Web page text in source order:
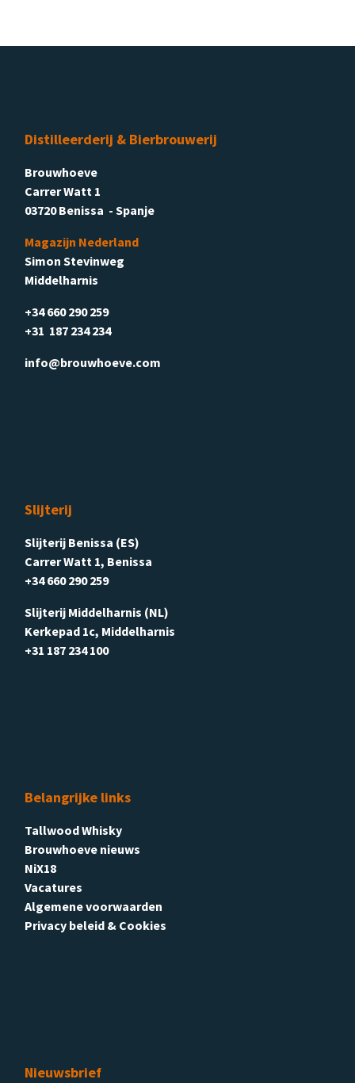
Distilleerderij & Bierbrouwerij
Brouwhoeve
Carrer Watt 1
03720 Benissa - Spanje
Magazijn Nederland
Simon Stevinweg
Middelharnis
+34 660 290 259
+31 187 234 234
info@brouwhoeve.com
Slijterij
Slijterij Benissa (ES)
Carrer Watt 1, Benissa
+34 660 290 259
Slijterij Middelharnis (NL)
Kerkepad 1c, Middelharnis
+31 187 234 100
Belangrijke links
Tallwood Whisky
Brouwhoeve nieuws
NiX18
Vacatures
Algemene voorwaarden
Privacy beleid & Cookies
Nieuwsbrief